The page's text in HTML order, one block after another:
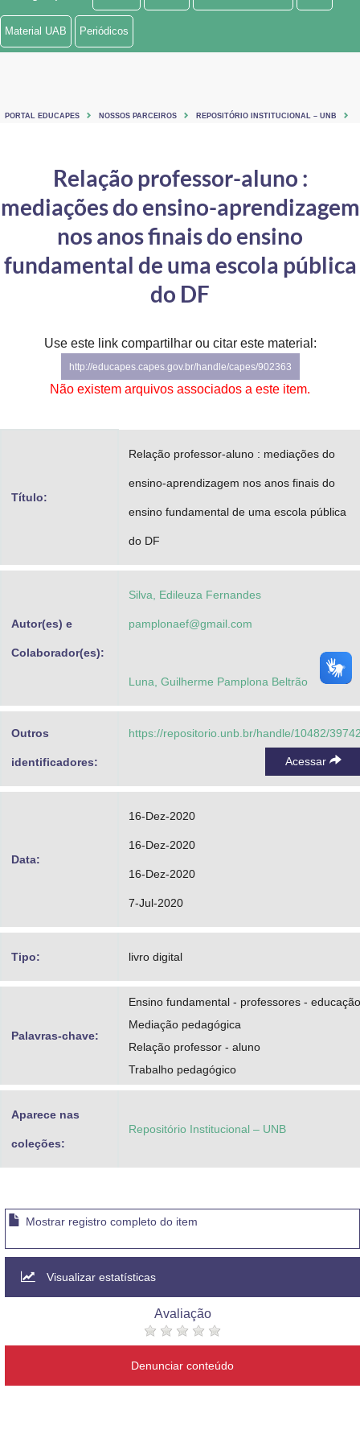
Ministério de Minas e Energia
Controladoria-Geral da União
Ministério da Mulher, da Família e dos Direitos Humanos
Secretaria-Geral
Gabinete de Segurança Institucional
Material UAB Periódicos
PORTAL EDUCAPES NOSSOS PARCEIROS REPOSITÓRIO INSTITUCIONAL – UNB
Relação professor-aluno :
mediações do ensino-aprendizagem
nos anos finais do ensino
fundamental de uma escola pública
do DF
Use este link compartilhar ou citar este material:
http://educapes.capes.gov.br/handle/capes/902363
Não existem arquivos associados a este item.
Título:
Relação professor-aluno : mediações do
ensino-aprendizagem nos anos finais do
ensino fundamental de uma escola pública
do DF
Autor(es) e
Colaborador(es):
Silva, Edileuza Fernandes
pamplonaef@gmail.com
Luna, Guilherme Pamplona Beltrão
Outros
identificadores:
https://repositorio.unb.br/handle/10482/
Acessar
Data:
16-Dez-2020
16-Dez-2020
16-Dez-2020
7-Jul-2020
Tipo: livro digital
Palavras-chave:
Ensino fundamental - professores - educação
Mediação pedagógica
Relação professor - aluno
Trabalho pedagógico
Aparece nas
coleções:
Repositório Institucional – UNB
Mostrar registro completo do item
Visualizar estatísticas
Avaliação
Denunciar conteúdo